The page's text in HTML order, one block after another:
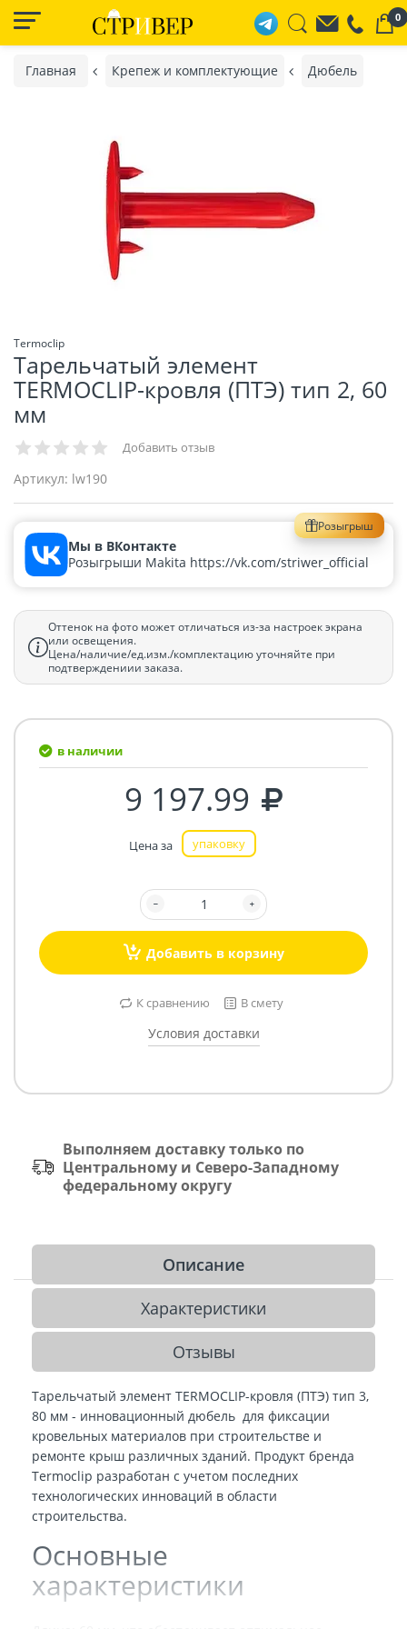
0
Главная Крепеж и комплектующие Дюбель
Termoclip
Тарельчатый элемент
TERMOCLIP-кровля (ПТЭ) тип 2, 60
мм
Добавить отзыв
Артикул: lw190
Розыгрыш
Мы в ВКонтакте
Розыгрыши Makita https://vk.com/striwer_official
Оттенок на фото может отличаться из-за настроек экрана
или освещения.
Цена/наличие/ед.изм./комплектацию уточняйте при
подтверждениии заказа.
в наличии
9 197.99
Цена за упаковку
Добавить в корзину
К сравнению В смету
Условия доставки
Выполняем доставку только по
Центральному и Северо-Западному
федеральному округу
Описание
Характеристики
Отзывы
Тарельчатый элемент TERMOCLIP-кровля (ПТЭ) тип 3,
80 мм - инновационный дюбель для фиксации
кровельных материалов при строительстве и
ремонте крыш различных зданий. Продукт бренда
Termoclip разработан с учетом последних
технологических инноваций в области
строительства.
Основные
характеристики